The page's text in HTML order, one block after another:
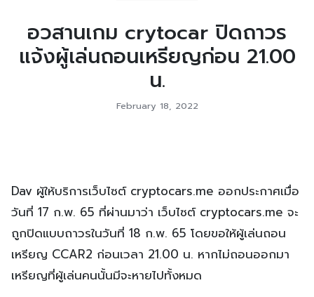
อวสานเกม crytocar ปิดถาวร
แจ้งผู้เล่นถอนเหรียญก่อน 21.00
น.
February 18, 2022
Dav ผู้ให้บริการเว็บไซต์ cryptocars.me ออกประกาศเมื่อ
วันที่ 17 ก.พ. 65 ที่ผ่านมาว่า เว็บไซต์ cryptocars.me จะ
ถูกปิดแบบถาวรในวันที่ 18 ก.พ. 65 โดยขอให้ผู้เล่นถอน
เหรียญ CCAR2 ก่อนเวลา 21.00 น. หากไม่ถอนออกมา
เหรียญที่ผู้เล่นคนนั้นมีจะหายไปทั้งหมด